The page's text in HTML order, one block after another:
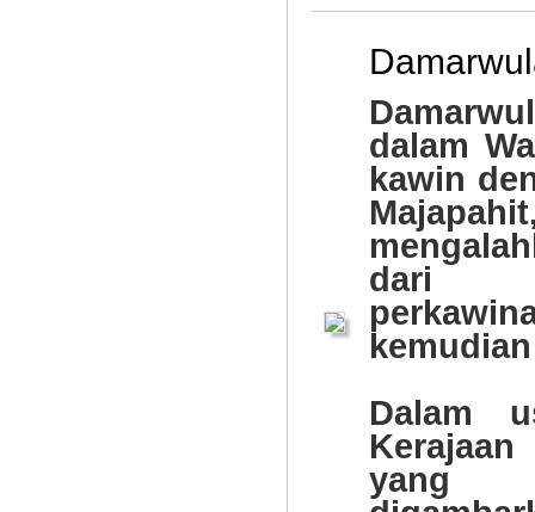
dalam
kawin
dari
Dalam
yang